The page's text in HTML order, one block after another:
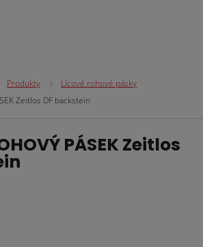
Produkty
Lícové rohové pásky
Zeitlos DF backstein
PÁSEK Zeitlos